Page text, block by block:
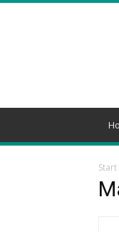
Start